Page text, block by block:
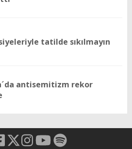
tatilde sıkılmayın
antisemitizm rekor